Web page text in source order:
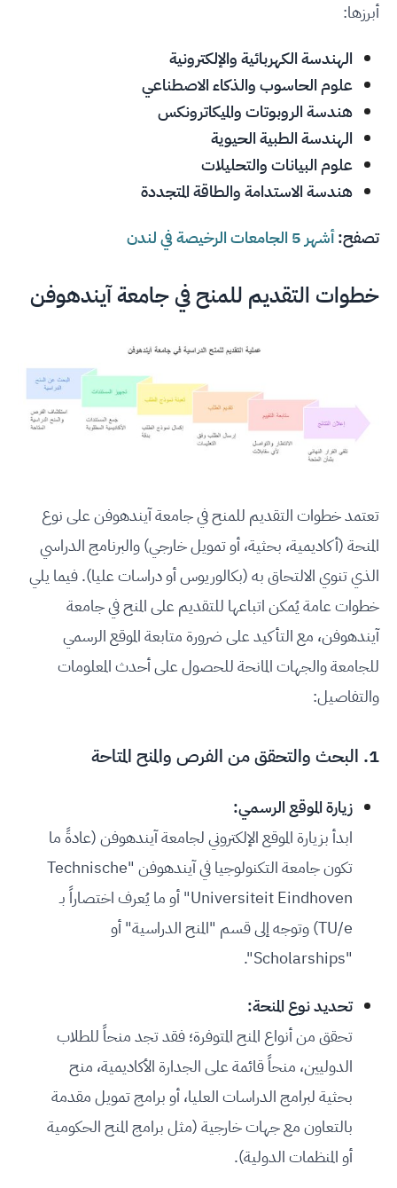
أبرزها:
الهندسة الكهربائية والإلكترونية
علوم الحاسوب والذكاء الاصطناعي
هندسة الروبوتات والميكاترونكس
الهندسة الطبية الحيوية
علوم البيانات والتحليلات
هندسة الاستدامة والطاقة المتجددة
تصفح:أشهر 5 الجامعات الرخيصة في لندن
خطوات التقديم للمنح في جامعة آيندهوفن
تعتمد خطوات التقديم للمنح في جامعة آيندهوفن على نوع
المنحة (أكاديمية، بحثية، أو تمويل خارجي) والبرنامج الدراسي
الذي تنوي الالتحاق به (بكالوريوس أو دراسات عليا). فيما يلي
خطوات عامة يُمكن اتباعها للتقديم على المنح في جامعة
آيندهوفن، مع التأكيد على ضرورة متابعة الموقع الرسمي
للجامعة والجهات المانحة للحصول على أحدث المعلومات
والتفاصيل:
1. البحث والتحقق من الفرص والمنح المتاحة
زيارة الموقع الرسمي:
ابدأ بزيارة الموقع الإلكتروني لجامعة آيندهوفن (عادةً ما
تكون جامعة التكنولوجيا في آيندهوفن "Technische
Universiteit Eindhoven" أو ما يُعرف اختصاراً بـ
TU/e) وتوجه إلى قسم "المنح الدراسية" أو
"Scholarships".
تحديد نوع المنحة:
تحقق من أنواع المنح المتوفرة؛ فقد تجد منحاً للطلاب
الدوليين، منحاً قائمة على الجدارة الأكاديمية، منح
بحثية لبرامج الدراسات العليا، أو برامج تمويل مقدمة
بالتعاون مع جهات خارجية (مثل برامج المنح الحكومية
أو المنظمات الدولية).